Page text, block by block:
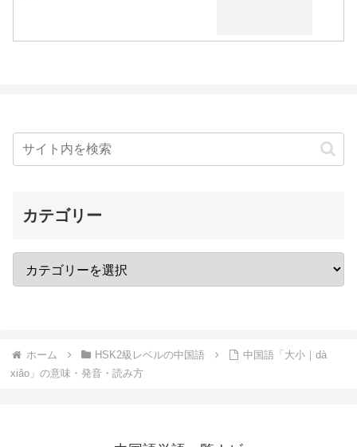
カテゴリー
ホーム HSK2級レベルの中国語
中国語「大小｜dà
xiǎo」の意味・発音・読み方